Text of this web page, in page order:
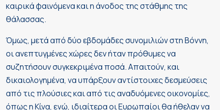
καιρικά φαινόμενα και η άνοδος της στάθμης της
θάλασσας.
Όμως, μετά από δύο εβδομάδες συνομιλιών στη Βόννη,
οι ανεπτυγμένες χώρες δεν ήταν πρόθυμες να
συζητήσουν συγκεκριμένα ποσά. Απαιτούν, και
δικαιολογημένα, να υπάρξουν αντίστοιχες δεσμεύσεις
από τις πλούσιες και από τις αναδυόμενες οικονομίες,
όπως η Κίνα, ενώ, ιδιαίτερα οι Ευρωπαίοι θα ήθελαν να